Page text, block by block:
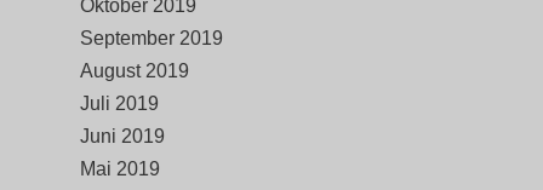
Oktober 2019
September 2019
August 2019
Juli 2019
Juni 2019
Mai 2019